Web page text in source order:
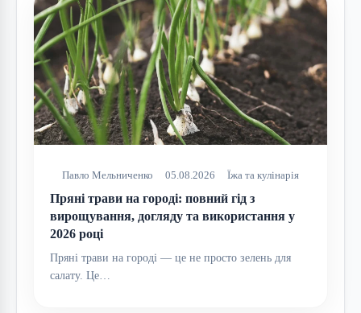
Павло Мельниченко 05.08.2026 Їжа та кулінарія
Пряні трави на городі: повний гід з
вирощування, догляду та використання у
2026 році
Пряні трави на городі — це не просто зелень для
салату. Це…